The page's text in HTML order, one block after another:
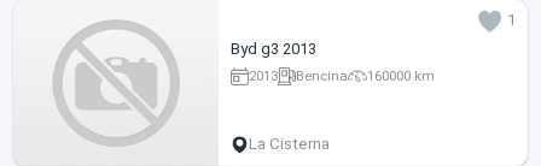
1
Byd g3 2013
2013 Bencina 160000 km
La Cisterna